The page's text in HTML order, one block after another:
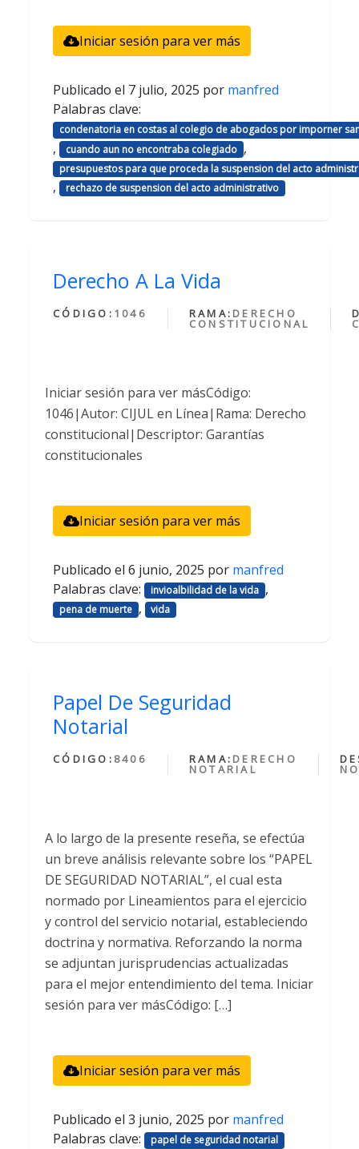
Iniciar sesión para ver más
Publicado el 7 julio, 2025 por manfred
Palabras clave:
condenatoria en costas al colegio de abogados por imporner
, cuando aun no encontraba colegiado ,
presupuestos para que proceda la suspension del acto
, rechazo de suspension del acto administrativo
Derecho A La Vida
CÓDIGO: 1046 RAMA: DERECHO
CONSTITUCIONAL
Iniciar sesión para ver másCódigo:
1046|Autor: CIJUL en Línea|Rama: Derecho
constitucional|Descriptor: Garantías
constitucionales
Iniciar sesión para ver más
Publicado el 6 junio, 2025 por manfred
Palabras clave:
invioalbilidad de la vida ,
pena de muerte , vida
Papel De Seguridad
Notarial
CÓDIGO: 8406 RAMA: DERECHO
NOTARIAL
A lo largo de la presente reseña, se efectúa
un breve análisis relevante sobre los “PAPEL
DE SEGURIDAD NOTARIAL”, el cual esta
normado por Lineamientos para el ejercicio
y control del servicio notarial, estableciendo
doctrina y normativa. Reforzando la norma
se adjuntan jurisprudencias actualizadas
para el mejor entendimiento del tema. Iniciar
sesión para ver másCódigo: […]
Iniciar sesión para ver más
Publicado el 3 junio, 2025 por manfred
Palabras clave:
papel de seguridad notarial